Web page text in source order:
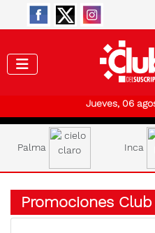
Jueves, 06
Palma Inca
Promociones Club